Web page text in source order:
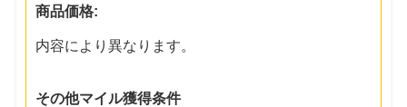
商品価格:
内容により異なります。
その他マイル獲得条件